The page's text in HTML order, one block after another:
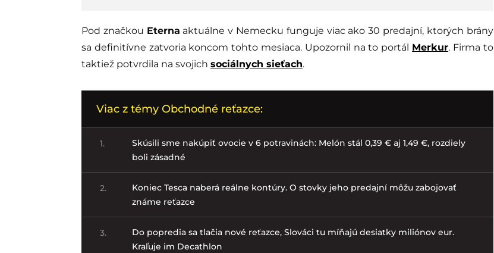
Pod značkou Eterna aktuálne v Nemecku funguje viac ako 30 predajní, ktorých brány
sa definitívne zatvoria koncom tohto mesiaca. Upozornil na to portál Merkur. Firma to
taktiež potvrdila na svojich sociálnych sieťach.
Viac z témy Obchodné reťazce:
1.
Skúsili sme nakúpiť ovocie v 6 potravinách: Melón stál 0,39 € aj 1,49 €, rozdiely
boli zásadné
2.
Koniec Tesca naberá reálne kontúry. O stovky jeho predajní môžu zabojovať
známe reťazce
3.
Do popredia sa tlačia nové reťazce, Slováci tu míňajú desiatky miliónov eur.
Kraľuje im Decathlon